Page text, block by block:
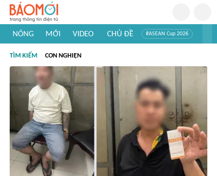
NÓNG MỚI VIDEO CHỦ ĐỀ #ASEAN Cup 2026
#Khám phá thế giới
TÌM KIẾM CON NGHIỆN